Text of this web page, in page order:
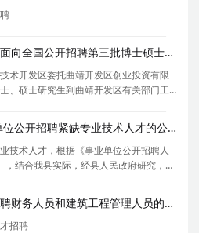
国家级曲靖经济技术开发区面向全国公开招聘第三批博士硕士研究生
术开发区委托曲靖开发区创业投资有限
、硕士研究生到曲靖开发区有关部门工
聘名额共19名 二、招聘条件 （一）遵
业道德。 （二）
云南省西畴县2014年事业单位公开招聘紧缺专业技术人才的公告
技术人才，根据《事业单位公开招聘人
结合我县实际，经县人民政府研究，报
向省内、外普通高等院校2014年应届毕
才。现将招聘有关
云南省楚雄市国土资源局招聘财务人员和建筑工程管理人员的通告
招聘